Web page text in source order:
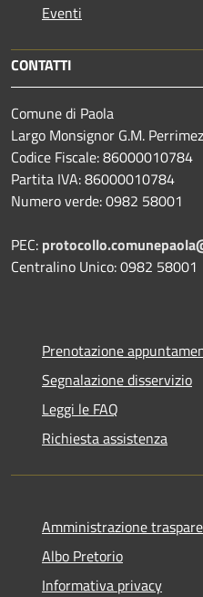
Eventi
CONTATTI
Comune di Paola
Largo Monsignor G.M.
Codice Fiscale: 86000010784
Partita IVA: 86000010784
Numero verde: 0982 58001
PEC:
Centralino Unico: 0982 58001
Prenotazione
Segnalazione disservizio
Leggi le FAQ
Richiesta assistenza
Amministrazione
Albo Pretorio
Informativa privacy